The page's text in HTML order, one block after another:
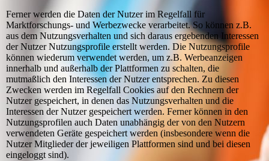
Ferner werden die Daten der Nutzer im Regelfall für
Marktforschungs- und Werbezwecke verarbeitet. So können z.B.
aus dem Nutzungsverhalten und sich daraus ergebenden Interessen
der Nutzer Nutzungsprofile erstellt werden. Die Nutzungsprofile
können wiederum verwendet werden, um z.B. Werbeanzeigen
innerhalb und außerhalb der Plattformen zu schalten, die
mutmaßlich den Interessen der Nutzer entsprechen. Zu diesen
Zwecken werden im Regelfall Cookies auf den Rechnern der
Nutzer gespeichert, in denen das Nutzungsverhalten und die
Interessen der Nutzer gespeichert werden. Ferner können in den
Nutzungsprofilen auch Daten unabhängig der von den Nutzern
verwendeten Geräte gespeichert werden (insbesondere wenn die
Nutzer Mitglieder der jeweiligen Plattformen sind und bei diesen
eingeloggt sind).